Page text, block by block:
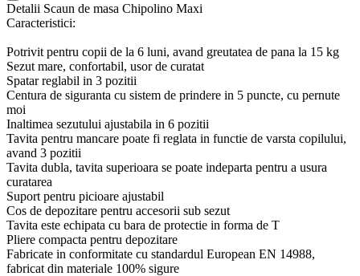
Detalii Scaun de masa Chipolino Maxi
Caracteristici:
Potrivit pentru copii de la 6 luni, avand greutatea de pana la 15 kg
Sezut mare, confortabil, usor de curatat
Spatar reglabil in 3 pozitii
Centura de siguranta cu sistem de prindere in 5 puncte, cu pernute
moi
Inaltimea sezutului ajustabila in 6 pozitii
Tavita pentru mancare poate fi reglata in functie de varsta copilului,
avand 3 pozitii
Tavita dubla, tavita superioara se poate indeparta pentru a usura
curatarea
Suport pentru picioare ajustabil
Cos de depozitare pentru accesorii sub sezut
Tavita este echipata cu bara de protectie in forma de T
Pliere compacta pentru depozitare
Fabricate in conformitate cu standardul European EN 14988,
fabricat din materiale 100% sigure